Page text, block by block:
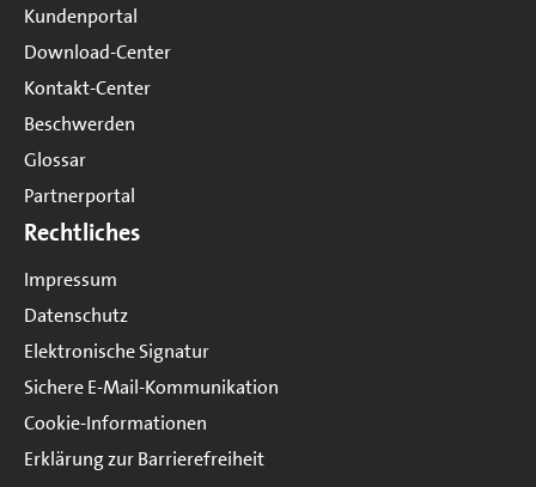
Kundenportal
Download-Center
Kontakt-Center
Beschwerden
Glossar
Partnerportal
Rechtliches
Impressum
Datenschutz
Elektronische Signatur
Sichere E-Mail-Kommunikation
Cookie-Informationen
Erklärung zur Barrierefreiheit